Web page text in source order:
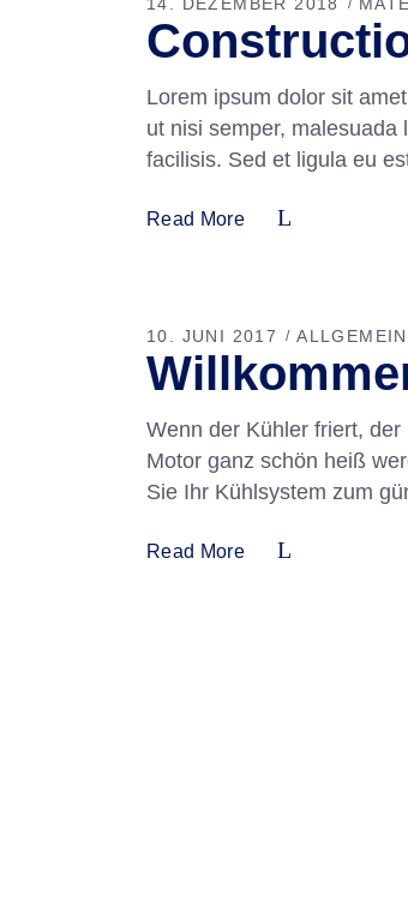
Lorem ipsum dolor sit
ut nisi semper,
facilisis. Sed et ligula eu
Read More
10. JUNI 2017 ALLGEMEIN
Wenn der Kühler friert,
Motor ganz schön heiß
Sie Ihr Kühlsystem zum
Read More